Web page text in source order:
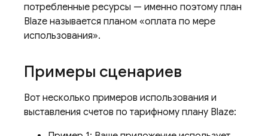
потребленные ресурсы — именно поэтому план
Blaze называется планом «оплата по мере
использования».
Примеры сценариев
Вот несколько примеров использования и
выставления счетов по тарифному плану Blaze: